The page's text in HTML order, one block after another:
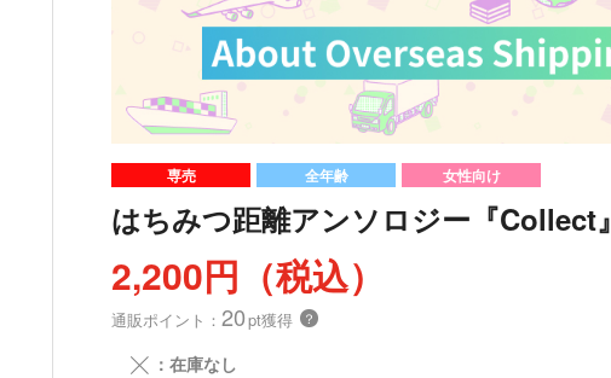
専売 全年齢 女性向け
はちみつ距離アンソロジー『Collect』
2,200円（税込）
通販ポイント： 20pt獲得 ？
╳ ：在庫なし